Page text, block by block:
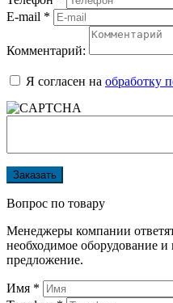
E-mail *
Комментарий:
Я согласен на обработку
Заказать
Вопрос по товару
Менеджеры компании
необходимое оборудование и
предложение.
Имя *